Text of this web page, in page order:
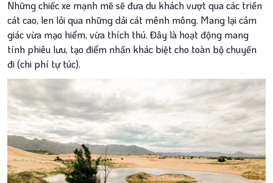
Những chiếc xe mạnh mẽ sẽ đưa du khách vượt qua các triền
cát cao, len lỏi qua những dải cát mênh mông. Mang lại cảm
giác vừa mạo hiểm, vừa thích thú. Đây là hoạt động mang
tính phiêu lưu, tạo điểm nhấn khác biệt cho toàn bộ chuyến
đi (chi phí tự túc).